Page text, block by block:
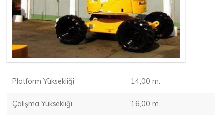
Platform Yüksekliği 14,00 m.
Çalışma Yüksekliği 16,00 m.